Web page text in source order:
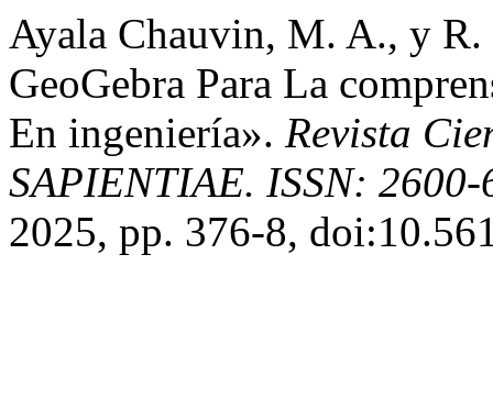
Ayala Chauvin, M. A., y
GeoGebra Para La
En ingeniería». Revista
SAPIENTIAE. ISSN: 2600-
2025, pp. 376-8,